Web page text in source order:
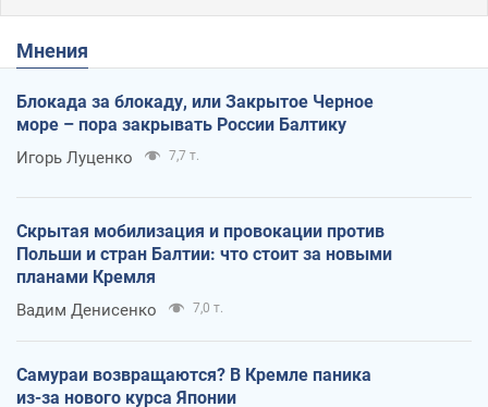
Мнения
Блокада за блокаду, или Закрытое Черное
море – пора закрывать России Балтику
Игорь Луценко 7,7 т.
Скрытая мобилизация и провокации против
Польши и стран Балтии: что стоит за новыми
планами Кремля
Вадим Денисенко 7,0 т.
Самураи возвращаются? В Кремле паника
из-за нового курса Японии